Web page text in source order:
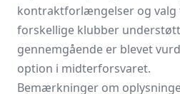
kontraktforlængelser og
forskellige klubber
gennemgående er blevet
option i midterforsvaret.
Bemærkninger om